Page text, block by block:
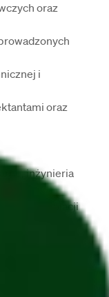
oraz
i
oraz
inżynieria
instalacji